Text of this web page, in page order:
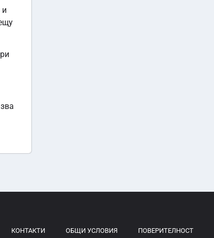
и
КОНТАКТИ ОБЩИ УСЛОВИЯ ПОВЕРИТЕЛНОСТ